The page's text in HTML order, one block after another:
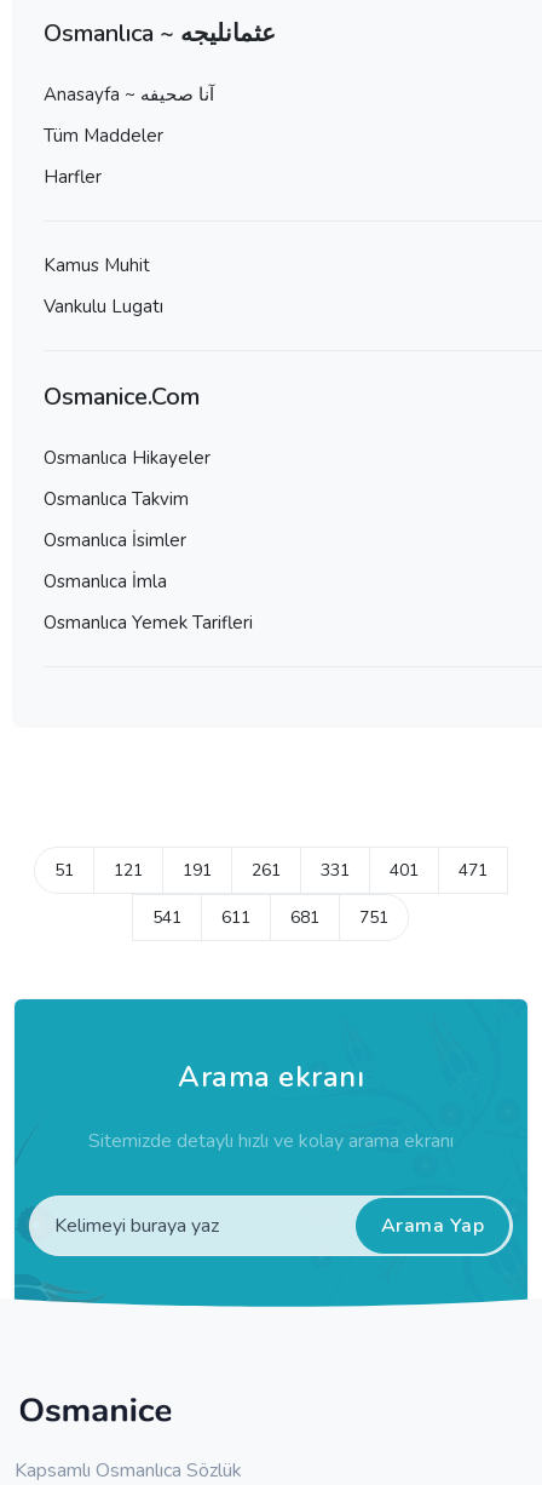
Osmanlıca ~ عثمانليجه
Anasayfa ~ آنا صحيفه
Tüm Maddeler
Harfler
Kamus Muhit
Vankulu Lugatı
Osmanice.Com
Osmanlıca Hikayeler
Osmanlıca Takvim
Osmanlıca İsimler
Osmanlıca İmla
Osmanlıca Yemek Tarifleri
51 121 191 261 331 401 471
541 611 681 751
Arama ekranı
Sitemizde detaylı hızlı ve kolay arama ekranı
Arama Yap
Kapsamlı Osmanlıca Sözlük